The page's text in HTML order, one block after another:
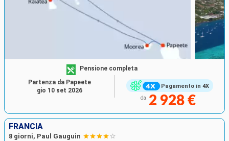
Pagamento in 4X
Pensione completa
da 2 928 €
Partenza da Papeete
gio 10 set 2026
FRANCIA
8 giorni, Paul Gauguin